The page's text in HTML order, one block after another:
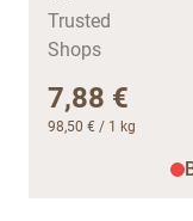
7,88 €
98,50 € / 1 kg